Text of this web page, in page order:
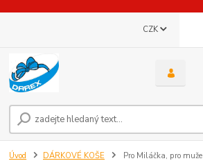
CZK
Úvod DÁRKOVÉ KOŠE Pro Miláčka, pro muže